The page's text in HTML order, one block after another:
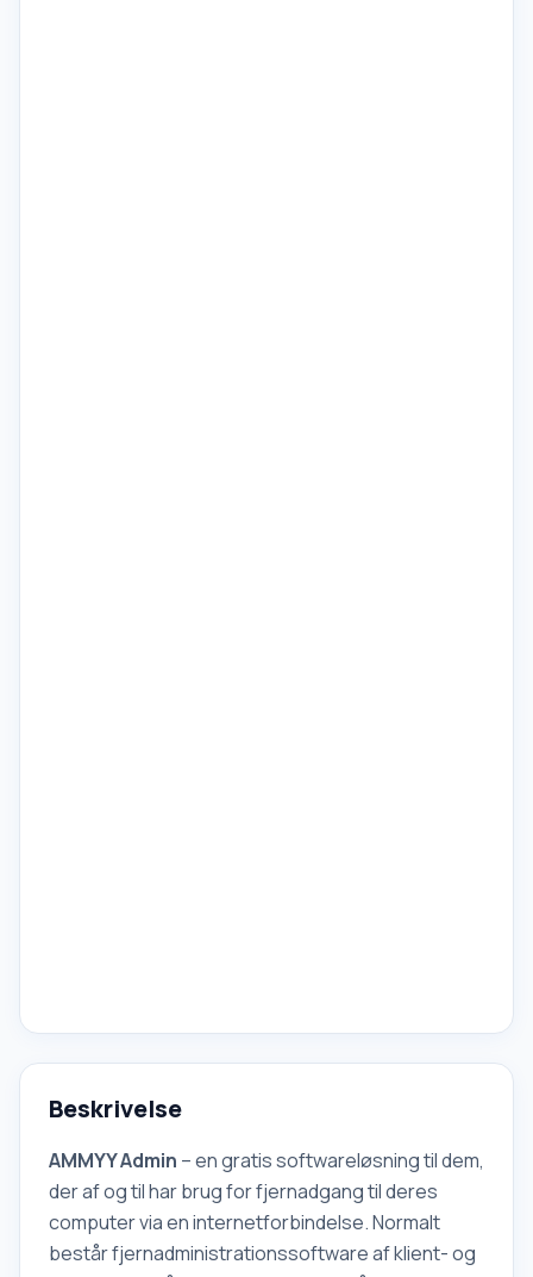
Beskrivelse
AMMYYAdmin – en gratis softwareløsning til dem,
der af og til har brug for fjernadgang til deres
computer via en internetforbindelse. Normalt
består fjernadministrationssoftware af klient- og